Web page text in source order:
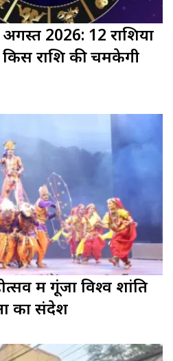
2026: 12 राशियों
राशि की चमकेगी
में गूंजा विश्व शांति
का संदेश